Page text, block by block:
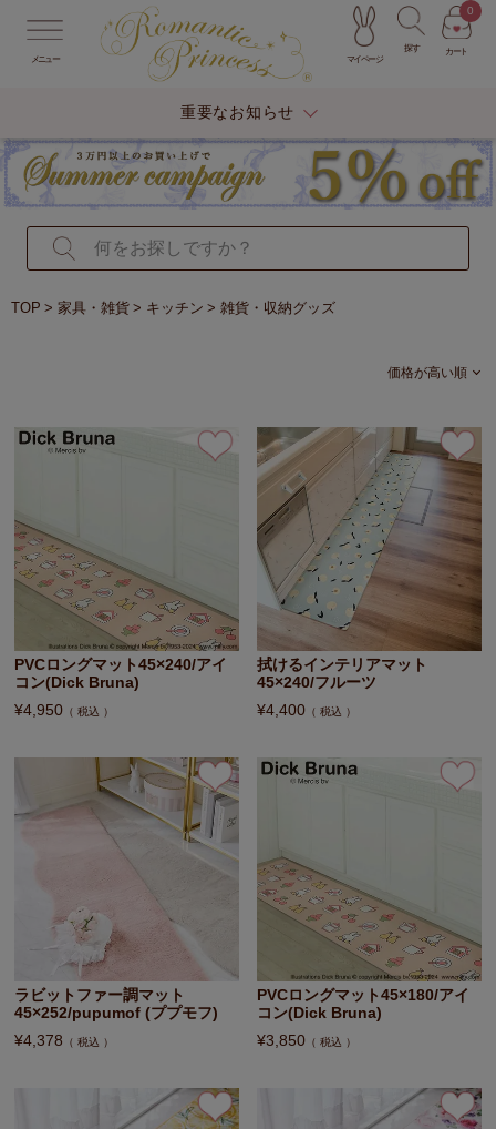
メニュー マイページ
探す カート
0
重要なお知らせ
TOP 家具・雑貨 キッチン 雑貨・収納グッズ
価格が高い順
PVCロングマット45×240/アイ
コン(Dick Bruna)
¥4,950 税込
拭けるインテリアマット
45×240/フルーツ
¥4,400 税込
ラビットファー調マット
45×252/pupumof (ププモフ)
¥4,378 税込
PVCロングマット45×180/アイ
コン(Dick Bruna)
¥3,850 税込